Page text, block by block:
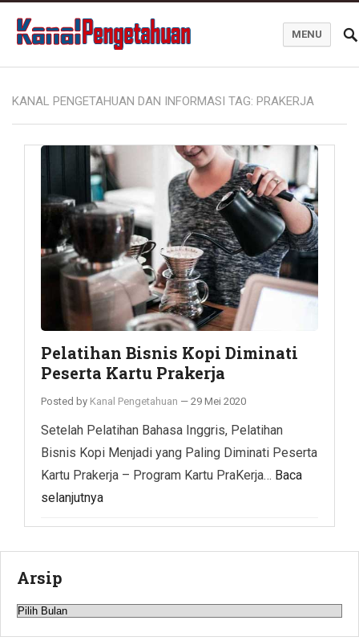
MENU
KANAL PENGETAHUAN DAN INFORMASI TAG: PRAKERJA
Pelatihan Bisnis Kopi Diminati
Peserta Kartu Prakerja
Posted by Kanal Pengetahuan — 29 Mei 2020
Setelah Pelatihan Bahasa Inggris, Pelatihan
Bisnis Kopi Menjadi yang Paling Diminati Peserta
Kartu Prakerja – Program Kartu PraKerja… Baca
selanjutnya
Arsip
Arsip